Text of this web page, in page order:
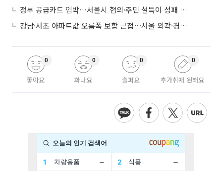
정부 공급카드 임박…서울시 협의·주민 설득이 성패 가른다
강남·서초 아파트값 오름폭 보합 근접⋯서울 외곽·경기 남부 중심 매수세
좋아요
0
화나요
0
슬퍼요
0
추가취재 원해요
0